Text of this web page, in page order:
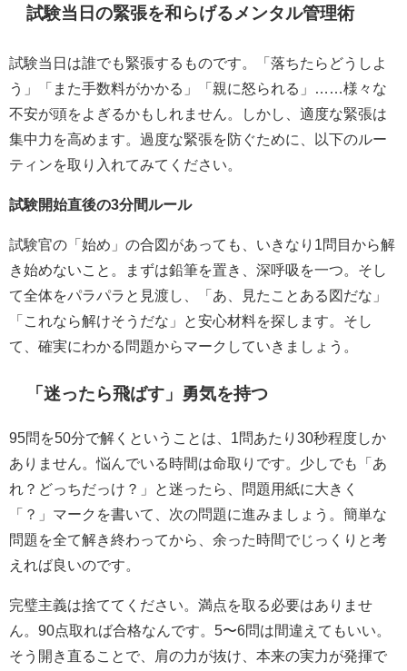
試験当日の緊張を和らげるメンタル管理術
試験当日は誰でも緊張するものです。「落ちたらどうしよ
う」「また手数料がかかる」「親に怒られる」……様々な
不安が頭をよぎるかもしれません。しかし、適度な緊張は
集中力を高めます。過度な緊張を防ぐために、以下のルー
ティンを取り入れてみてください。
試験開始直後の3分間ルール
試験官の「始め」の合図があっても、いきなり1問目から解
き始めないこと。まずは鉛筆を置き、深呼吸を一つ。そし
て全体をパラパラと見渡し、「あ、見たことある図だな」
「これなら解けそうだな」と安心材料を探します。そし
て、確実にわかる問題からマークしていきましょう。
「迷ったら飛ばす」勇気を持つ
95問を50分で解くということは、1問あたり30秒程度しか
ありません。悩んでいる時間は命取りです。少しでも「あ
れ？どっちだっけ？」と迷ったら、問題用紙に大きく
「？」マークを書いて、次の問題に進みましょう。簡単な
問題を全て解き終わってから、余った時間でじっくりと考
えれば良いのです。
完璧主義は捨ててください。満点を取る必要はありませ
ん。90点取れば合格なんです。5〜6問は間違えてもいい。
そう開き直ることで、肩の力が抜け、本来の実力が発揮で